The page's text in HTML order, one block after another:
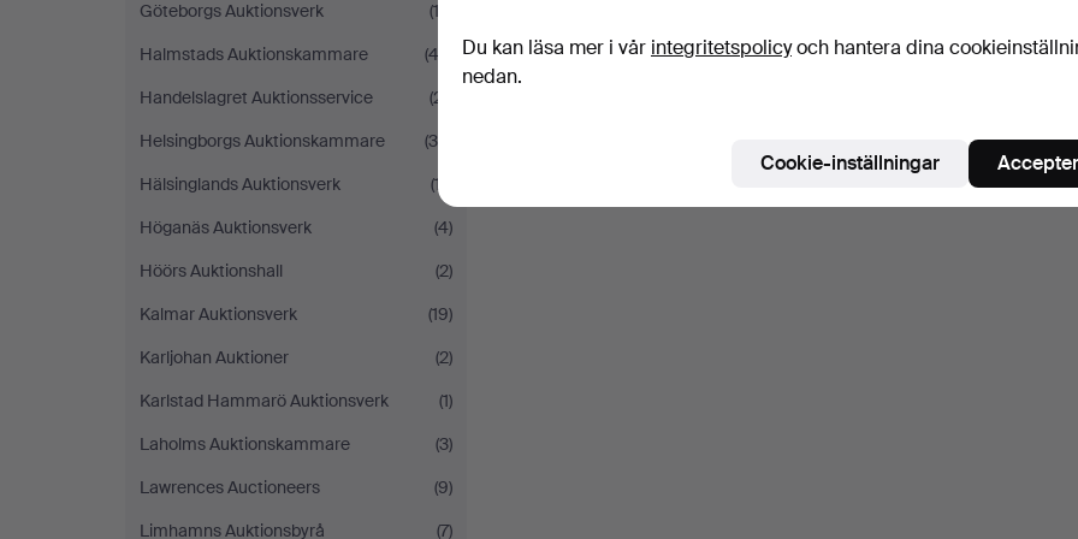
Göteborgs Auktionsverk
(12)
Halmstads Auktionskammare
(42)
Handelslagret Auktionsservice
(21)
Helsingborgs Auktionskammare
(35)
Hälsinglands Auktionsverk
(17)
Höganäs Auktionsverk
(4)
Höörs Auktionshall
(2)
Kalmar Auktionsverk
(19)
Karljohan Auktioner
(2)
Karlstad Hammarö Auktionsverk
(1)
Laholms Auktionskammare
(3)
Lawrences Auctioneers
(9)
Limhamns Auktionsbyrå
(7)
Du kan läsa mer i vår integritetspolicyoch hantera dina
nedan.
Cookie-inställningar